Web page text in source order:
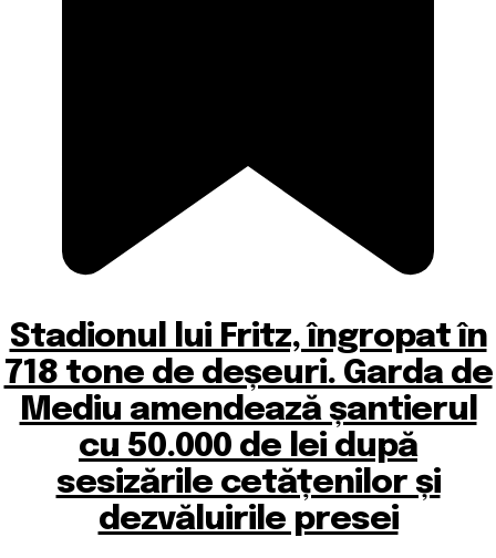
Stadionul lui Fritz, îngropat în
718 tone de deșeuri. Garda de
Mediu amendează șantierul
cu 50.000 de lei după
sesizările cetățenilor și
dezvăluirile presei